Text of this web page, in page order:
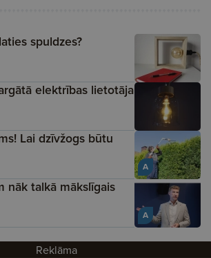
spuldzes?
elektrības lietotāja
A
Lai dzīvžogs būtu
A
nāk talkā mākslīgais
Reklāma